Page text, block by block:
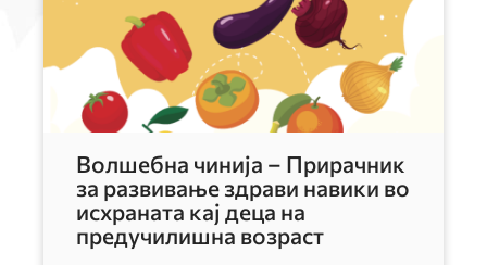
Волшебна чинија – Прирачник
за развивање здрави навики во
исхраната кај деца на
предучилишна возраст